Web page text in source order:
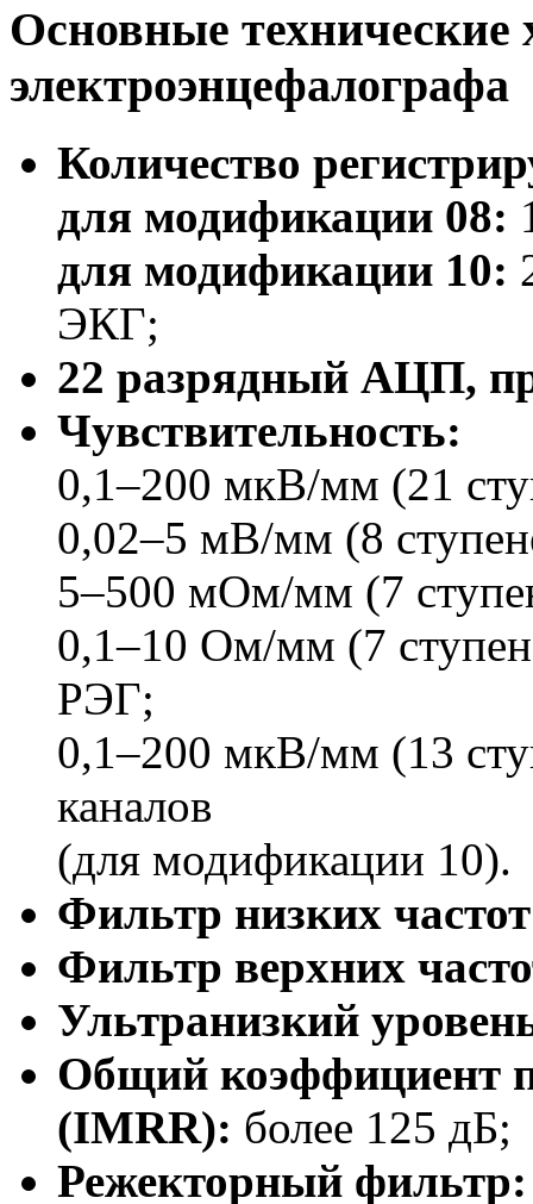
Основные технические
электроэнцефалографа
Количество
для модификации 08:
для модификации 10:
ЭКГ;
22 разрядный АЦП,
Чувствительность:
0,1–200 мкВ/мм (21
0,02–5 мВ/мм (8
5–500 мОм/мм (7
0,1–10 Ом/мм (7
РЭГ;
0,1–200 мкВ/мм (13
каналов
(для модификации 10).
Фильтр низких
Фильтр верхних
Ультранизкий
Общий коэффициент
(IMRR): более 125 дБ;
Режекторный фильтр: